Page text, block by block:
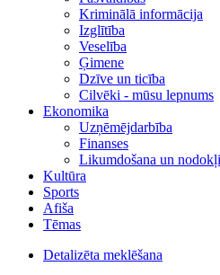
Kriminālā informācija
Izglītība
Veselība
Ģimene
Dzīve un ticība
Cilvēki - mūsu lepnums
Ekonomika
Uzņēmējdarbība
Finanses
Likumdošana un nodokļi
Kultūra
Sports
Afiša
Tēmas
Detalizēta meklēšana